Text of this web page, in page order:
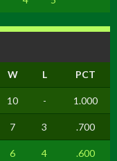
W L PCT
10 - 1.000
7 3 .700
6 4 .600